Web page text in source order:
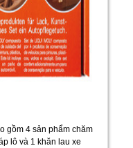
gồm 4 sản phẩm chăm
lô và 1 khăn lau xe